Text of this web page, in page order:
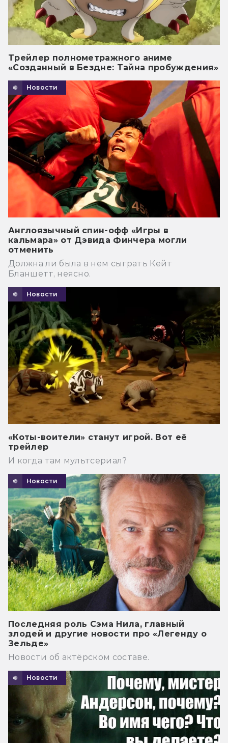
Трейлер полнометражного аниме
«Созданный в Бездне: Тайна пробуждения»
Новости
Англоязычный спин-офф «Игры в
кальмара» от Дэвида Финчера могли
отменить
Должна ли была в нем сыграть Кейт
Бланшетт, неясно.
Новости
«Коты-воители» станут игрой. Вот её
трейлер
И когда там мультсериал?
Новости
Последняя роль Сэма Нила, главный
злодей и другие новости про «Легенду о
Зельде»
Новости об актёрском составе.
Новости